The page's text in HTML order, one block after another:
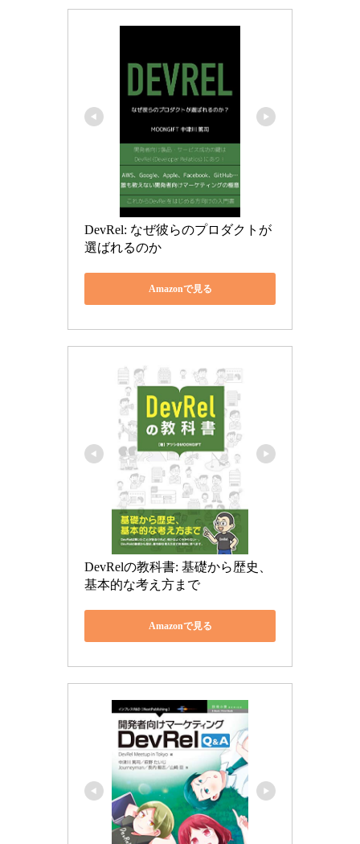
DevRel: なぜ彼らのプロダクトが
選ばれるのか
Amazonで見る
DevRelの教科書: 基礎から歴史、
基本的な考え方まで
Amazonで見る